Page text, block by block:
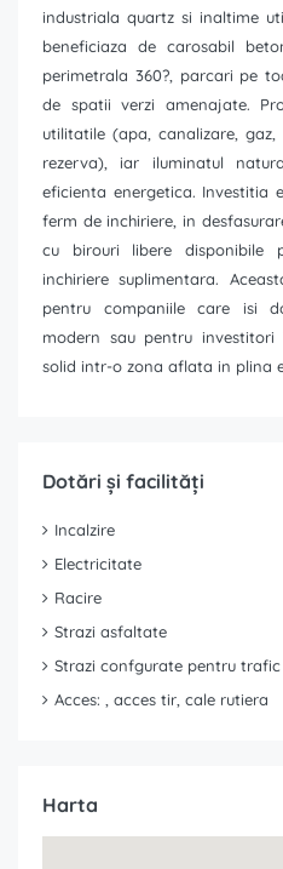
industriala quartz si inaltime
beneficiaza de carosabil
perimetrala 360?, parcari pe
de spatii verzi amenajate.
utilitatile (apa, canalizare,
rezerva), iar iluminatul
eficienta energetica. Investitia
ferm de inchiriere, in
cu birouri libere disponibile
inchiriere suplimentara.
pentru companiile care isi
modern sau pentru
solid intr-o zona aflata in plina
Dotări și facilități
Incalzire
Electricitate
Racire
Strazi asfaltate
Strazi confgurate pentru trafic
Acces: , acces tir, cale rutiera
Harta